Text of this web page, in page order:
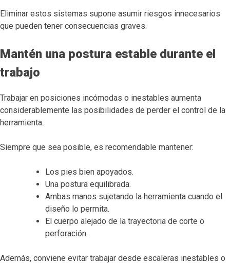
Eliminar estos sistemas supone asumir riesgos innecesarios
que pueden tener consecuencias graves.
Mantén una postura estable durante el
trabajo
Trabajar en posiciones incómodas o inestables aumenta
considerablemente las posibilidades de perder el control de la
herramienta.
Siempre que sea posible, es recomendable mantener:
Los pies bien apoyados.
Una postura equilibrada.
Ambas manos sujetando la herramienta cuando el
diseño lo permita.
El cuerpo alejado de la trayectoria de corte o
perforación.
Además, conviene evitar trabajar desde escaleras inestables o